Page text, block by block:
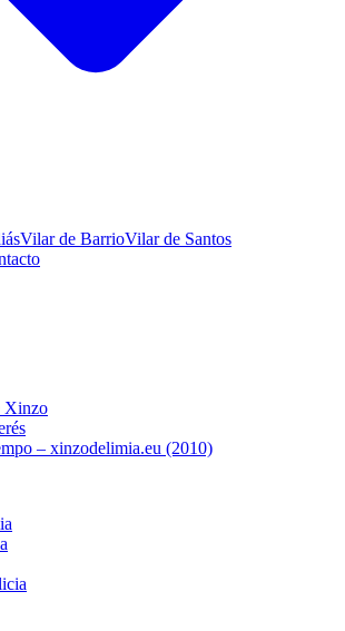
Vilar de BarrioVilar de Santos
Xinzo
– xinzodelimia.eu (2010)